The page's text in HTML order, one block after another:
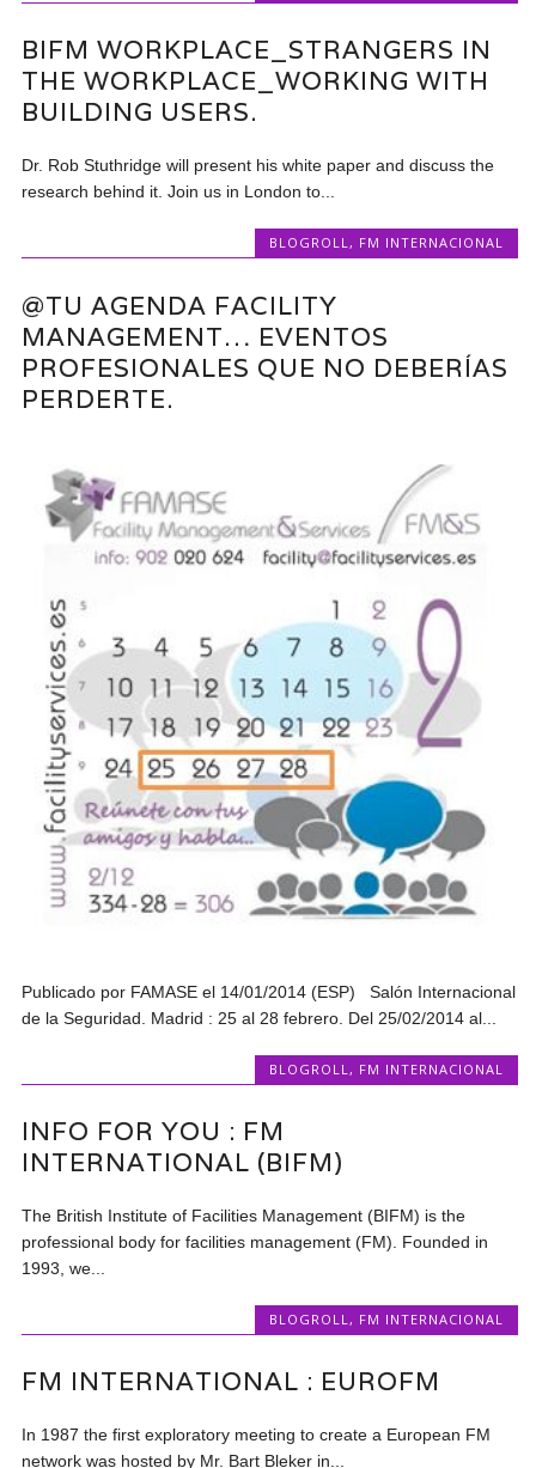
BIFM WORKPLACE_STRANGERS IN
THE WORKPLACE_WORKING WITH
BUILDING USERS.
Dr. Rob Stuthridge will present his white paper and discuss the
research behind it. Join us in London to...
BLOGROLL, FM INTERNACIONAL
@TU AGENDA FACILITY
MANAGEMENT… EVENTOS
PROFESIONALES QUE NO DEBERÍAS
PERDERTE.
Publicado por FAMASE el 14/01/2014 (ESP) Salón Internacional
de la Seguridad. Madrid : 25 al 28 febrero. Del 25/02/2014 al...
BLOGROLL , FM INTERNACIONAL
INFO FOR YOU : FM
INTERNATIONAL (BIFM)
The British Institute of Facilities Management (BIFM) is the
professional body for facilities management (FM). Founded in
1993, we...
BLOGROLL , FM INTERNACIONAL
FM INTERNATIONAL : EUROFM
In 1987 the first exploratory meeting to create a European FM
network was hosted by Mr. Bart Bleker in...